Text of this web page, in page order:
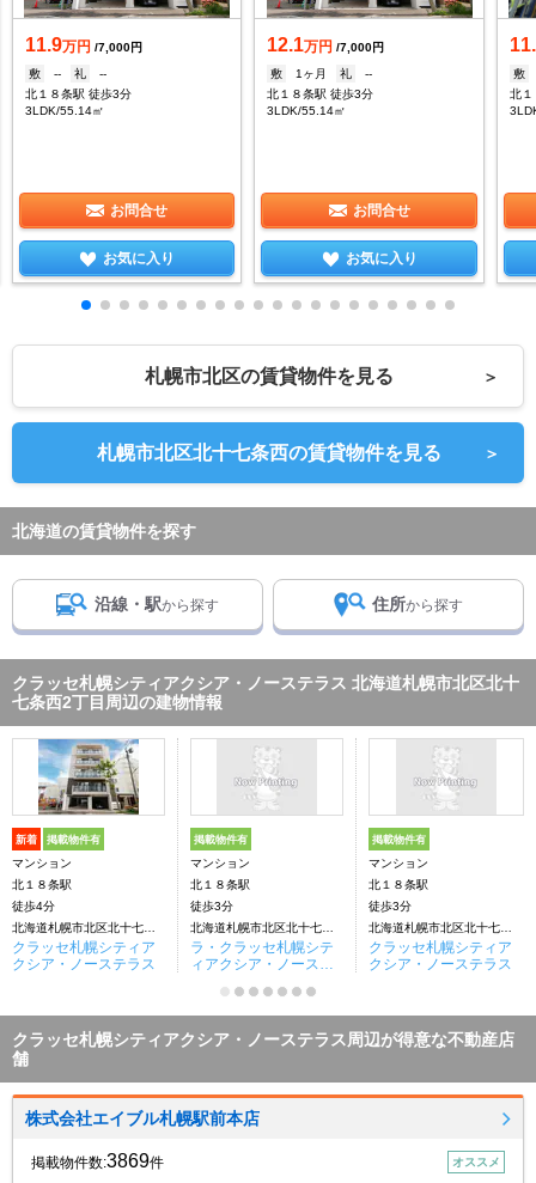
11.9万円 /7,000円
敷
-- 礼
--
北１８条駅 徒歩3分
3LDK/55.14㎡
お問合せ
お気に入り
12.1万円 /7,000円
敷
1ヶ月 礼
--
北１８条駅 徒歩3分
3LDK/55.14㎡
お問合せ
お気に入り
敷
北１
札幌市北区の賃貸物件を見る ＞
札幌市北区北十七条西の賃貸物件を見る ＞
北海道の賃貸物件を探す
沿線・駅から探す 住所から探す
クラッセ札幌シティアクシア・ノーステラス 北海道札幌市北区北十
七条西2丁目周辺の建物情報
新着 掲載物件有
マンション
北１８条駅
徒歩4分
クラッセ札幌シティア
クシア・ノーステラス
掲載物件有
マンション
北１８条駅
徒歩3分
ラ・クラッセ札幌シテ
ィアクシア・ノーステ
掲載物件有
マンション
北１８条駅
徒歩3分
クラッセ札幌シティア
クシア・ノーステラス
クラッセ札幌シティアクシア・ノーステラス周辺が得意な不動産店
舗
株式会社エイブル札幌駅前本店
掲載物件数:3869件 オススメ